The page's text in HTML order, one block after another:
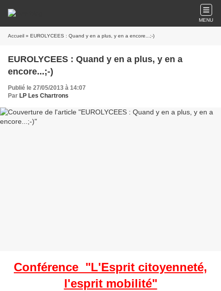
MENU
Accueil » EUROLYCEES : Quand y en a plus, y en a encore...;-)
EUROLYCEES : Quand y en a plus, y en a
encore...;-)
Publié le 27/05/2013 à 14:07
Par LP Les Chartrons
Conférence "L'Esprit citoyenneté,
l'esprit mobilité"